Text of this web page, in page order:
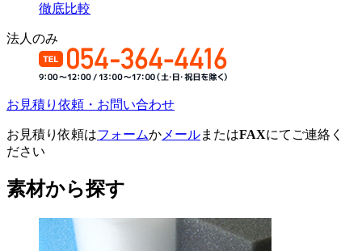
徹底比較
法人のみ
お見積り依頼・お問い合わせ
お見積り依頼はフォームか メールまたはFAXにてご連絡く
ださい
素材から探す